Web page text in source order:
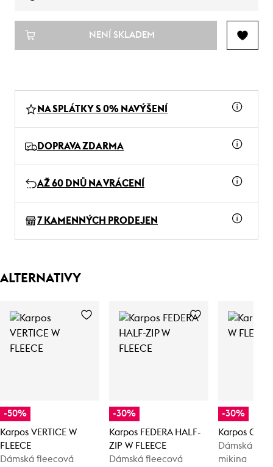
NENÍ SKLADEM
NA SPLÁTKY S 0% NAVÝŠENÍ
DOPRAVA ZDARMA
AŽ 60 DNŮ NA VRÁCENÍ
7 KAMENNÝCH PRODEJEN
ALTERNATIVY
-50%
Karpos VERTICE W
FLEECE
Dámská fleecová
-30%
Karpos FEDERA HALF-
ZIP W FLEECE
Dámská fleecová
-30%
Karpos
Dámská
mikina